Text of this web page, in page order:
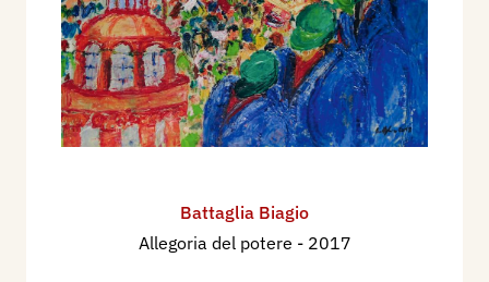
Battaglia Biagio
Allegoria del potere - 2017